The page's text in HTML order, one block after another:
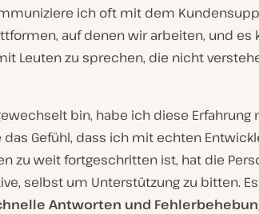
ich oft mit dem
auf denen wir arbeiten, und es
Leuten zu sprechen, die nicht
bin, habe ich diese Erfahrung
Gefühl, dass ich mit echten
zu weit fortgeschritten ist, hat die
selbst um Unterstützung zu bitten.
Antworten und